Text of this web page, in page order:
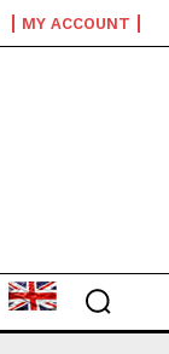
MY ACCOUNT